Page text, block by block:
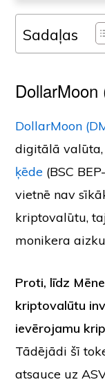
Sadaļas
DollarMoon
digitālā
ķēde (BSC
vietnē nav
kriptovalūtu,
monikera
Proti, līdz
kriptovalūtu
ievērojamu
Tādējādi šī
atsauce uz